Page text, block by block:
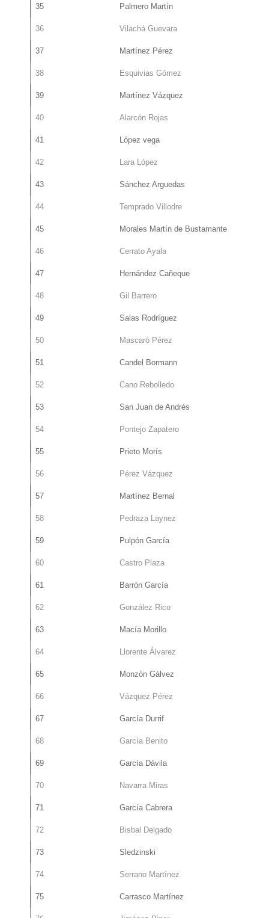
35 Palmero Martín
36 Vilachá Guevara
37 Martínez Pérez
38 Esquivias Gómez
39 Martínez Vázquez
40 Alarcón Rojas
41 López vega
42 Lara López
43 Sánchez Arguedas
44 Temprado Villodre
45 Morales Martín de Bustamante
46 Cerrato Ayala
47 Hernández Cañeque
48 Gil Barrero
49 Salas Rodríguez
50 Mascaró Pérez
51 Candel Bormann
52 Cano Rebolledo
53 San Juan de Andrés
54 Pontejo Zapatero
55 Prieto Morís
56 Pérez Vázquez
57 Martínez Bernal
58 Pedraza Laynez
59 Pulpón García
60 Castro Plaza
61 Barrón García
62 González Rico
63 Macía Morillo
64 Llorente Álvarez
65 Monzón Gálvez
66 Vázquez Pérez
67 García Durrif
68 García Benito
69 García Dávila
70 Navarra Miras
71 García Cabrera
72 Bisbal Delgado
73 Sledzinski
74 Serrano Martínez
75 Carrasco Martínez